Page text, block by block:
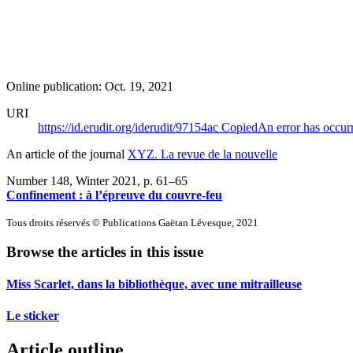
Online publication: Oct. 19, 2021
URI
https://id.erudit.org/iderudit/97154ac CopiedAn error has
An article of the journal XYZ. La revue de la nouvelle
Number 148, Winter 2021 , p. 61–65
Confinement : à l’épreuve du couvre-feu
Tous droits réservés © Publications Gaëtan Lévesque, 2021
Browse the articles in this issue
Miss Scarlet, dans la bibliothèque, avec une mitrailleuse
Le sticker